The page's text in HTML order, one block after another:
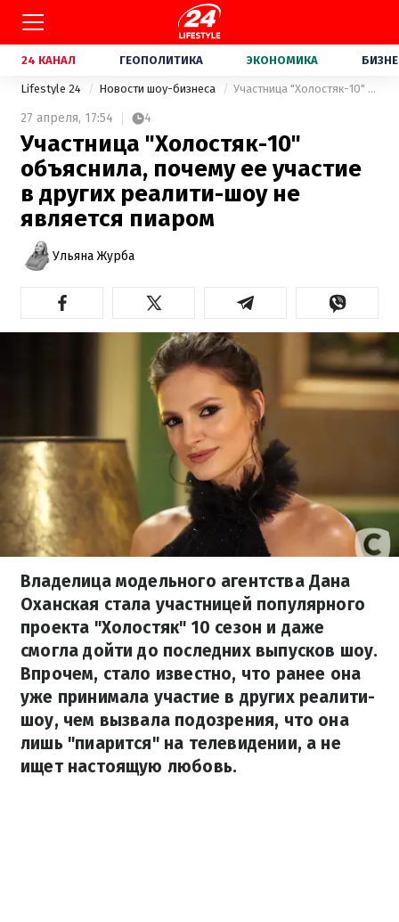
24 КАНАЛ ГЕОПОЛИТИКА ЭКОНОМИКА
Lifestyle 24 Новости шоу-бизнеса Участница "Холостяк-10" объяснила, почему ее участие в других реалити-шоу не является пиаром
27 апреля, 17:54 4
Участница "Холостяк-10"
объяснила, почему ее участие
в других реалити-шоу не
является пиаром
Ульяна Журба
Владелица модельного агентства Дана
Оханская стала участницей популярного
проекта "Холостяк" 10 сезон и даже
смогла дойти до последних выпусков шоу.
Впрочем, стало известно, что ранее она
уже принимала участие в других реалити-
шоу, чем вызвала подозрения, что она
лишь "пиарится" на телевидении, а не
ищет настоящую любовь.